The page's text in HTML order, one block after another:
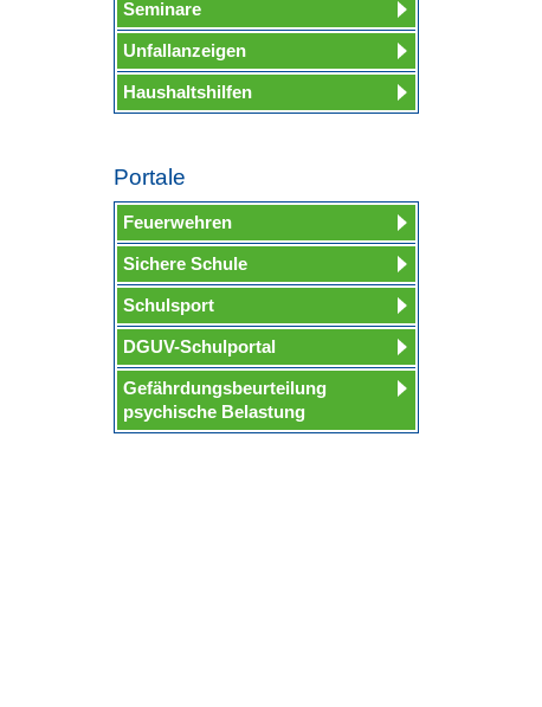
Seminare
Unfallanzeigen
Haushaltshilfen
Portale
Feuerwehren
Sichere Schule
Schulsport
DGUV-Schulportal
Gefährdungsbeurteilung
psychische Belastung